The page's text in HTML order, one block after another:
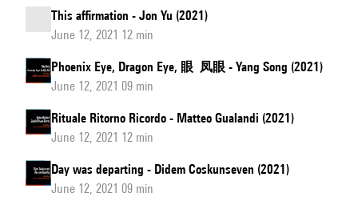
This affirmation - Jon Yu (2021)
June 12, 2021 12 min
Phoenix Eye, Dragon Eye, 眼 凤眼 - Yang Song (2021)
June 12, 2021 09 min
Rituale Ritorno Ricordo - Matteo Gualandi (2021)
June 12, 2021 12 min
Day was departing - Didem Coskunseven (2021)
June 12, 2021 09 min